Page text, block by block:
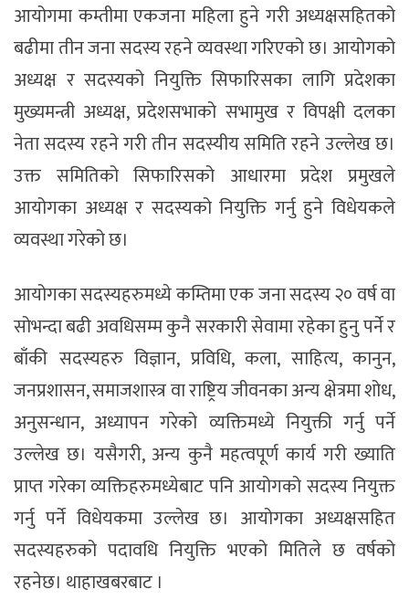
आयोगमा कम्तीमा एकजना महिला हुने गरी अध्यक्षसहितको
बढीमा तीन जना सदस्य रहने व्यवस्था गरिएको छ। आयोगको
अध्यक्ष र सदस्यको नियुक्ति सिफारिसका लागि प्रदेशका
मुख्यमन्त्री अध्यक्ष, प्रदेशसभाको सभामुख र विपक्षी दलका
नेता सदस्य रहने गरी तीन सदस्यीय समिति रहने उल्लेख छ।
उक्त समितिको सिफारिसको आधारमा प्रदेश प्रमुखले
आयोगका अध्यक्ष र सदस्यको नियुक्ति गर्नु हुने विधेयकले
व्यवस्था गरेको छ।
आयोगका सदस्यहरुमध्ये कम्तिमा एक जना सदस्य २० वर्ष वा
सोभन्दा बढी अवधिसम्म कुनै सरकारी सेवामा रहेका हुनु पर्ने र
बाँकी सदस्यहरु विज्ञान, प्रविधि, कला, साहित्य, कानुन,
जनप्रशासन, समाजशास्त्र वा राष्ट्रिय जीवनका अन्य क्षेत्रमा शोध,
अनुसन्धान, अध्यापन गरेको व्यक्तिमध्ये नियुक्ती गर्नु पर्ने
उल्लेख छ। यसैगरी, अन्य कुनै महत्वपूर्ण कार्य गरी ख्याति
प्राप्त गरेका व्यक्तिहरुमध्येबाट पनि आयोगको सदस्य नियुक्त
गर्नु पर्ने विधेयकमा उल्लेख छ। आयोगका अध्यक्षसहित
सदस्यहरुको पदावधि नियुक्ति भएको मितिले छ वर्षको
रहनेछ। थाहाखबरबाट ।